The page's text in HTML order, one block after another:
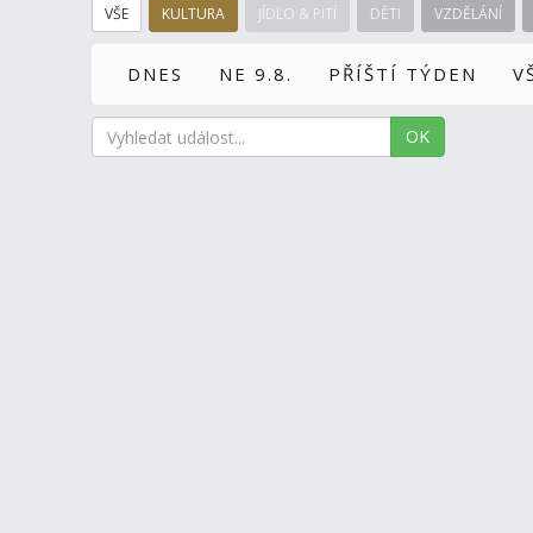
VŠE KULTURA JÍDLO & PITÍ DĚTI VZDĚLÁNÍ
DNES NE 9.8. PŘÍŠTÍ TÝDEN
OK